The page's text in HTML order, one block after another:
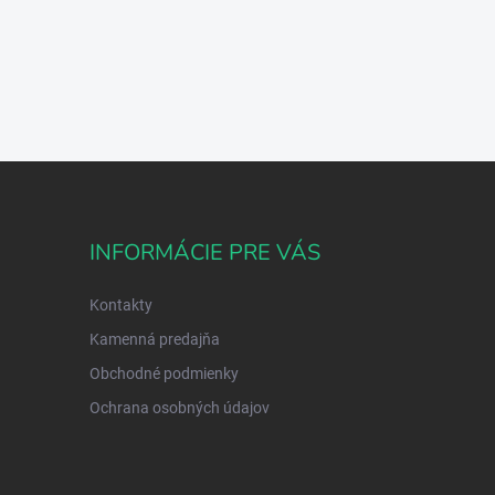
INFORMÁCIE PRE VÁS
Kontakty
Kamenná predajňa
Obchodné podmienky
Ochrana osobných údajov